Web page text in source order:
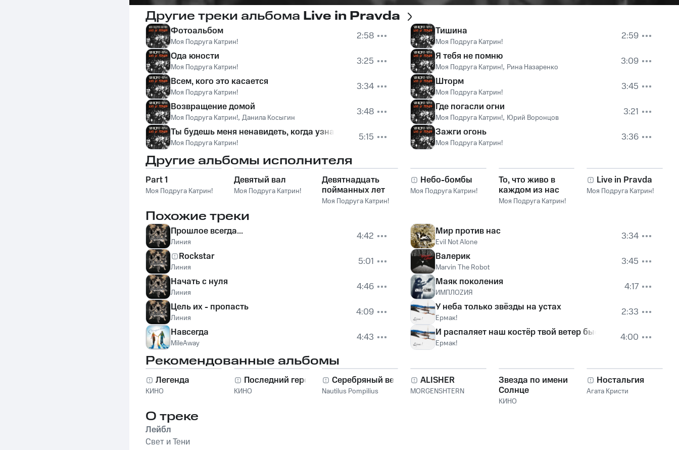
Другие треки альбома Live in Pravda
Фотоальбом
Моя Подруга Катрин!
2:58
Ода юности
Моя Подруга Катрин!
3:25
Всем, кого это касается
Моя Подруга Катрин!
3:34
Возвращение домой
Моя Подруга Катрин!, Данила Косыгин
3:48
Ты будешь меня ненавидеть, когда узнаешь о чём эта песня
Моя Подруга Катрин! 5:15
Тишина
Моя Подруга Катрин!
2:59
Я тебя не помню
Моя Подруга Катрин!, Рина Назаренко
3:09
Шторм
Моя Подруга Катрин!
3:45
Где погасли огни
Моя Подруга Катрин!, Юрий Воронцов
3:21
Зажги огонь
Моя Подруга Катрин! 3:36
Другие альбомы исполнителя
Part 1
Моя Подруга Катрин!
Девятый вал
Моя Подруга Катрин!
Девятнадцать
пойманных лет
Моя Подруга Катрин!
Небо-бомбы
Моя Подруга Катрин!
То, что живо в
каждом из нас
Моя Подруга Катрин!
Live in Pravda
Моя Подруга Катрин!
Похожие треки
Прошлое всегда...
Линия
4:42
Rockstar
Линия
5:01
Начать с нуля
Линия
4:46
Цель их - пропасть
Линия
4:09
Навсегда
MileAway 4:43
Мир против нас
Evil Not Alone
3:34
Валерик
Marvin The Robot
3:45
Маяк поколения
ИМПЛОZИЯ
4:17
У неба только звёзды на устах
Ермак!
2:33
И распаляет наш костёр твой ветер быстрый
Ермак! 4:00
Рекомендованные альбомы
Легенда
КИНО
Последний герой
КИНО
Серебряный век
Nautilus Pompilius
ALISHER
MORGENSHTERN
Звезда по имени
Солнце
КИНО
Ностальгия
Агата Кристи
О треке
Лейбл
Свет и Тени